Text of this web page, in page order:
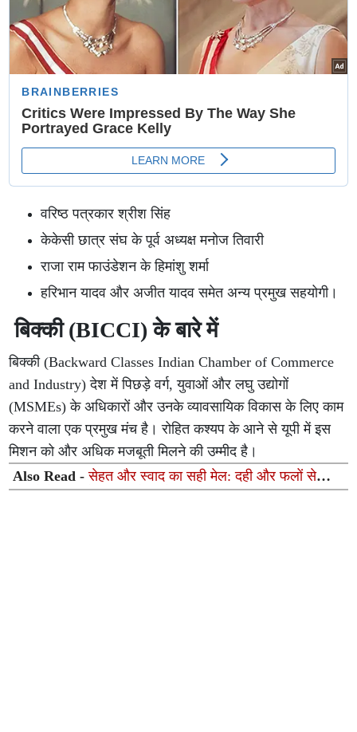
वरिष्ठ पत्रकार श्रीश सिंह
केकेसी छात्र संघ के पूर्व अध्यक्ष मनोज तिवारी
राजा राम फाउंडेशन के हिमांशु शर्मा
हरिभान यादव और अजीत यादव समेत अन्य प्रमुख सहयोगी।
बिक्की (BICCI) के बारे में
बिक्की (Backward Classes Indian Chamber of Commerce
and Industry) देश में पिछड़े वर्ग, युवाओं और लघु उद्योगों
(MSMEs) के अधिकारों और उनके व्यावसायिक विकास के लिए काम
करने वाला एक प्रमुख मंच है। रोहित कश्यप के आने से यूपी में इस
मिशन को और अधिक मजबूती मिलने की उम्मीद है।
Also Read -सेहत और स्वाद का सही मेल: दही और फलों से
मिनटों में बनाएं ये 5 सुपर-हेल्दी रेसिपीज़